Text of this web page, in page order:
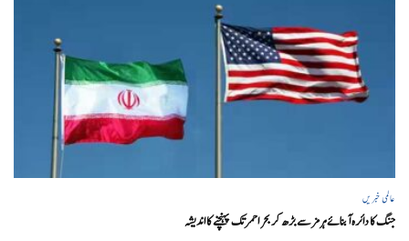
عالمی خبریں
جنگ کا دائرہ آبنائے ہرمز سے بڑھ کر بحر احمر تک پہنچنے کا اندیشہ